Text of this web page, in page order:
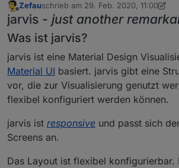
Offline
Zefauschrieb am 29. Feb. 2020, 11:00
zuletzt editiert von Zefau
jarvis - just another
Was ist jarvis?
jarvis ist eine Material Design
Material UI basiert. jarvis gibt eine
vor, die zur Visualisierung genutzt
flexibel konfiguriert werden können.
jarvis ist responsive und passt sich
Screens an.
Das Layout ist flexibel konfigurierbar.